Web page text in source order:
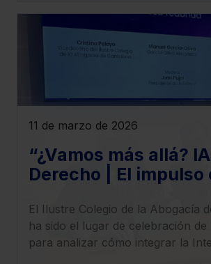
11 de marzo de 2026
“¿Vamos más allá?
Derecho | El impulso
siguiente nivel”,
El Ilustre Colegio de la Abogacía
ha sido el lugar de celebración de
para analizar cómo integrar la